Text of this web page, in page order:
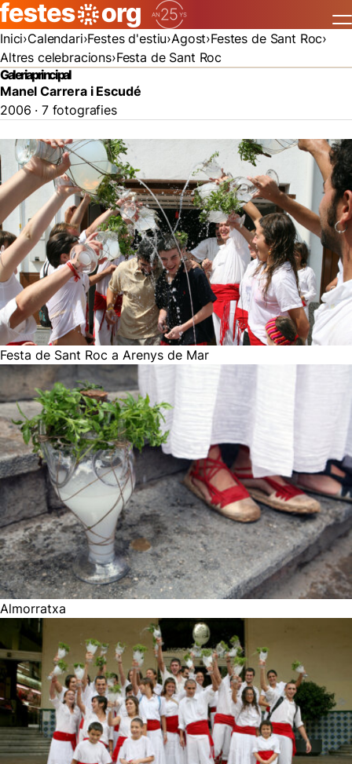
Inici Calendari Festes d'estiu Agost Festes de Sant Roc
Altres celebracions Festa de Sant Roc
Galeria principal
Manel Carrera i Escudé
2006 · 7 fotografies
Festa de Sant Roc a Arenys de Mar
Almorratxa